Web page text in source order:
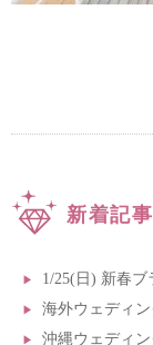
新着記事
1/25(日) 新春
海外ウェディ
沖縄ウェディン